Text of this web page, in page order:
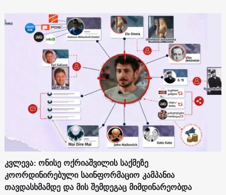
კვლევა: ონისე ოქრიაშვილის საქმეზე
კოორდინირებული საინფორმაციო კამპანია
თავდასხმამდე და მის შემდეგაც მიმდინარეობდა